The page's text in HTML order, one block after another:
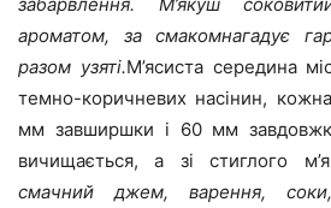
ароматом, за смакомнагадує
разом узяті.М’ясиста середина
темно-коричневих насінин,
мм завширшки і 60 мм
вичищається, а зі стиглого
смачний джем, варення, соки,